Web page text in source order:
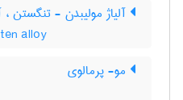
آلیاژ مولیبدن - تنگستن ،
alloy
مو- پرمالوی